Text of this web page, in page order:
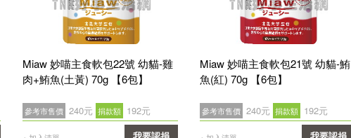
Miaw 妙喵主食軟包22號 幼貓-雞
肉+鮪魚(土黃) 70g 【6包】
參考市售價 240元 捐款額 192元
Miaw 妙喵主食軟包21號 幼貓-鮪
魚(紅) 70g 【6包】
參考市售價 240元 捐款額 192元